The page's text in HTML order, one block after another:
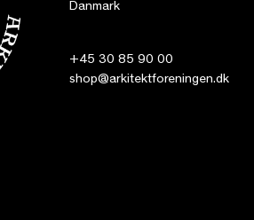
Danmark
+45 30 85 90 00
shop@arkitektforeningen.dk